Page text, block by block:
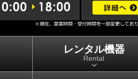
レンタル機器
Rental